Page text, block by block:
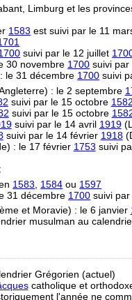
Limburg et les
1583 est suivi par le 11
suivi par le 12 juillet
30 novembre 1700 suivi par
le 31 décembre 1700 suivi
: le 2 septembre
suivi par le 15 octobre 1582
suivi par le 15 octobre
suivi par le 14 avril 1919
suivi par le 14 février 1918
: le 17 février 1753 suivi
1583 1584 ou 1597
31 décembre 1700 suivi
et Moravie) : le 6 janvier
musulman au
Grégorien (actuel)
catholique et
l'année ne